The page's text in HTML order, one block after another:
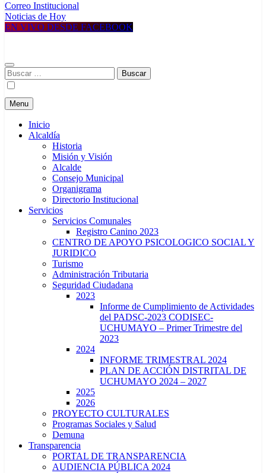
MUNICIPALIDAD DISTRITAL DE UCHUMAYO
Construyendo una nueva Historia
Correo Institucional
Noticias de Hoy
EN VIVO DESDE FACEBOOK
Buscar:
Menu
Inicio
Alcaldía
Historia
Misión y Visión
Alcalde
Consejo Municipal
Organigrama
Directorio Institucional
Servicios
Servicios Comunales
Registro Canino 2023
CENTRO DE APOYO PSICOLOGICO SOCIAL Y
JURIDICO
Turismo
Administración Tributaria
Seguridad Ciudadana
2023
Informe de Cumplimiento de Actividades
del PADSC-2023 CODISEC-
UCHUMAYO – Primer Trimestre del
2023
2024
INFORME TRIMESTRAL 2024
PLAN DE ACCIÓN DISTRITAL DE
UCHUMAYO 2024 – 2027
2025
2026
PROYECTO CULTURALES
Programas Sociales y Salud
Demuna
Transparencia
PORTAL DE TRANSPARENCIA
AUDIENCIA PÚBLICA 2024